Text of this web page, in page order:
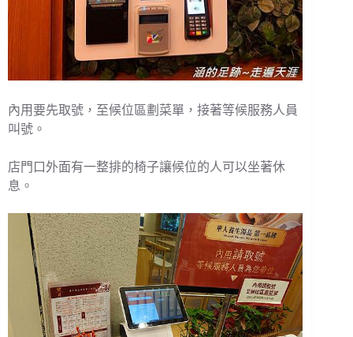
內用要先取號，至候位區劃菜單，接著等候服務人員
叫號。
店門口外面有一整排的椅子讓候位的人可以坐著休
息。